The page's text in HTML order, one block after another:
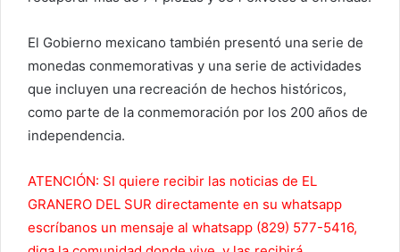
El Gobierno mexicano también presentó una serie de
monedas conmemorativas y una serie de actividades
que incluyen una recreación de hechos históricos,
como parte de la conmemoración por los 200 años de
independencia.
ATENCIÓN: SI quiere recibir las noticias de EL
GRANERO DEL SUR directamente en su whatsapp
escríbanos un mensaje al whatsapp (829) 577-5416,